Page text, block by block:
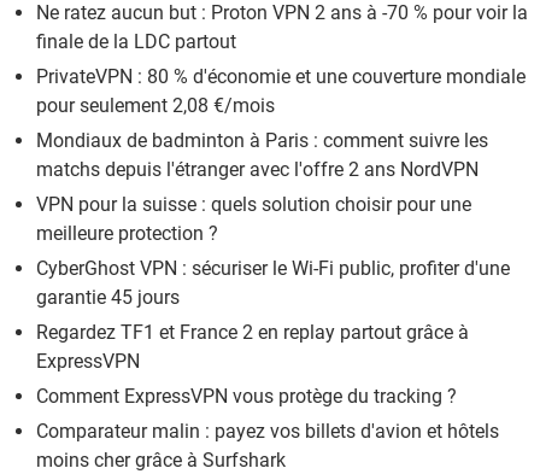
Ne ratez aucun but : Proton VPN 2 ans à -70 % pour voir la
finale de la LDC partout
PrivateVPN : 80 % d'économie et une couverture mondiale
pour seulement 2,08 €/mois
Mondiaux de badminton à Paris : comment suivre les
matchs depuis l'étranger avec l'offre 2 ans NordVPN
VPN pour la suisse : quels solution choisir pour une
meilleure protection ?
CyberGhost VPN : sécuriser le Wi-Fi public, profiter d'une
garantie 45 jours
Regardez TF1 et France 2 en replay partout grâce à
ExpressVPN
Comment ExpressVPN vous protège du tracking ?
Comparateur malin : payez vos billets d'avion et hôtels
moins cher grâce à Surfshark